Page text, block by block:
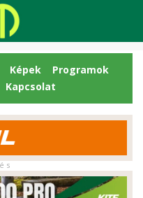
Képek
Programok
Kapcsolat
s